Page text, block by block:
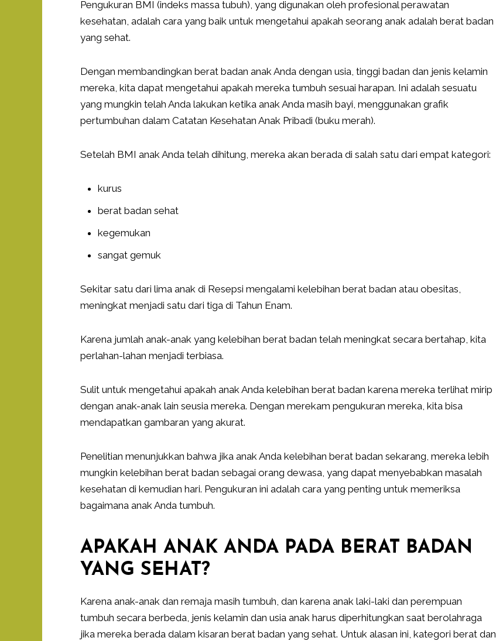
Pengukuran BMI (indeks massa tubuh), yang digunakan oleh profesional perawatan
kesehatan, adalah cara yang baik untuk mengetahui apakah seorang anak adalah berat badan
yang sehat.
Dengan membandingkan berat badan anak Anda dengan usia, tinggi badan dan jenis kelamin
mereka, kita dapat mengetahui apakah mereka tumbuh sesuai harapan. Ini adalah sesuatu
yang mungkin telah Anda lakukan ketika anak Anda masih bayi, menggunakan grafik
pertumbuhan dalam Catatan Kesehatan Anak Pribadi (buku merah).
Setelah BMI anak Anda telah dihitung, mereka akan berada di salah satu dari empat kategori:
kurus
berat badan sehat
kegemukan
sangat gemuk
Sekitar satu dari lima anak di Resepsi mengalami kelebihan berat badan atau obesitas,
meningkat menjadi satu dari tiga di Tahun Enam.
Karena jumlah anak-anak yang kelebihan berat badan telah meningkat secara bertahap, kita
perlahan-lahan menjadi terbiasa.
Sulit untuk mengetahui apakah anak Anda kelebihan berat badan karena mereka terlihat mirip
dengan anak-anak lain seusia mereka. Dengan merekam pengukuran mereka, kita bisa
mendapatkan gambaran yang akurat.
Penelitian menunjukkan bahwa jika anak Anda kelebihan berat badan sekarang, mereka lebih
mungkin kelebihan berat badan sebagai orang dewasa, yang dapat menyebabkan masalah
kesehatan di kemudian hari. Pengukuran ini adalah cara yang penting untuk memeriksa
bagaimana anak Anda tumbuh.
APAKAH ANAK ANDA PADA BERAT BADAN
YANG SEHAT?
Karena anak-anak dan remaja masih tumbuh, dan karena anak laki-laki dan perempuan
tumbuh secara berbeda, jenis kelamin dan usia anak harus diperhitungkan saat berolahraga
jika mereka berada dalam kisaran berat badan yang sehat. Untuk alasan ini, kategori berat dan